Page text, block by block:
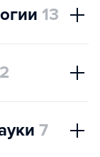
13
2
7